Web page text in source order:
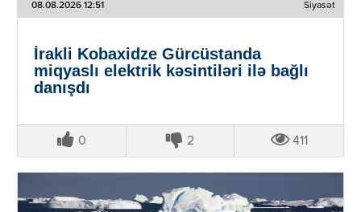
08.08.2026 12:51 Siyasət
İrakli Kobaxidze Gürcüstanda
miqyaslı elektrik kəsintiləri ilə bağlı
danışdı
0 2 411